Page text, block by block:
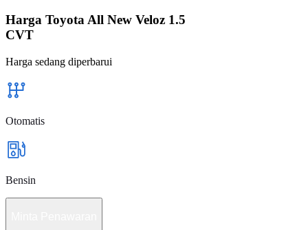
Harga Toyota All New Veloz 1.5
CVT
Harga sedang diperbarui
Otomatis
Bensin